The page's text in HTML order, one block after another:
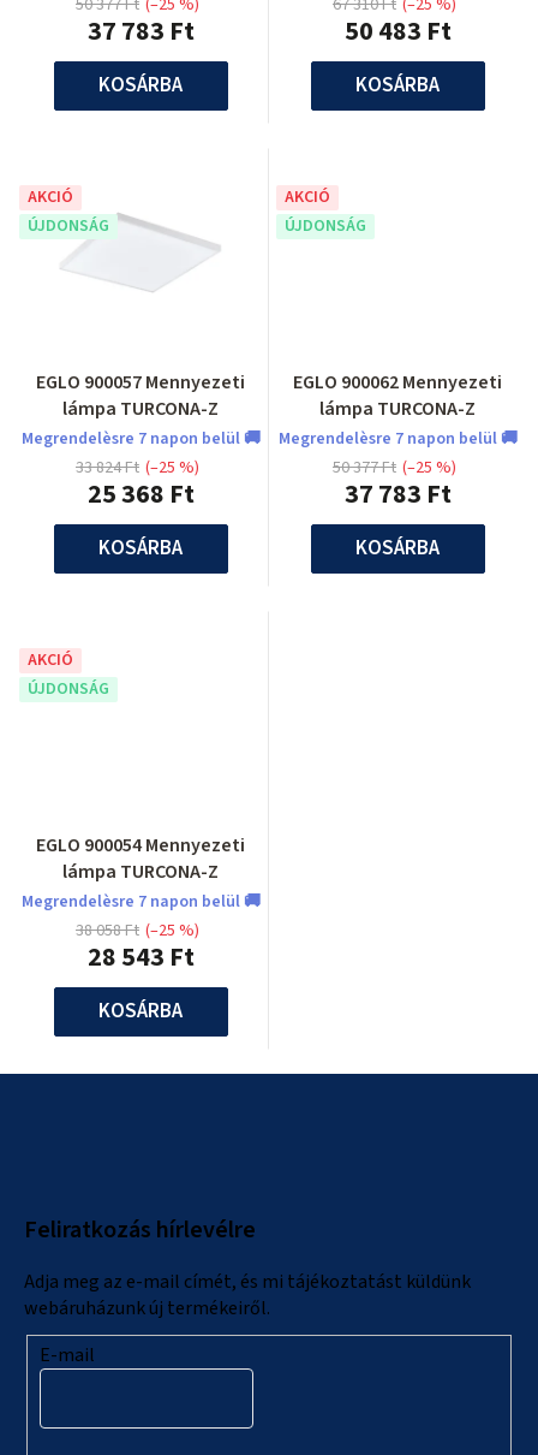
37 783 Ft
50 377 Ft (–25 %)
KOSÁRBA
50 483 Ft
67 310 Ft (–25 %)
KOSÁRBA
AKCIÓ
ÚJDONSÁG
EGLO 900057 Mennyezeti
lámpa TURCONA-Z
Megrendelèsre 7 napon belül 🚚
25 368 Ft
33 824 Ft (–25 %)
KOSÁRBA
AKCIÓ
ÚJDONSÁG
EGLO 900062 Mennyezeti
lámpa TURCONA-Z
Megrendelèsre 7 napon belül 🚚
37 783 Ft
50 377 Ft (–25 %)
KOSÁRBA
AKCIÓ
ÚJDONSÁG
EGLO 900054 Mennyezeti
lámpa TURCONA-Z
Megrendelèsre 7 napon belül 🚚
28 543 Ft
38 058 Ft (–25 %)
KOSÁRBA
Feliratkozás hírlevélre
Adja meg az e-mail címét, és mi tájékoztatást küldünk
webáruházunk új termékeiről.
E-mail